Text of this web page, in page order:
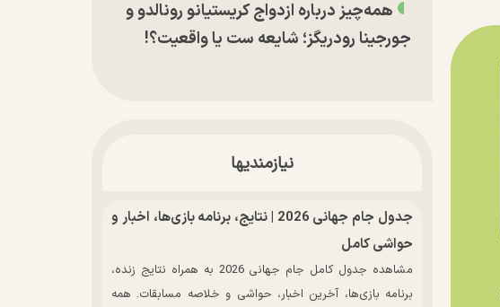
همه‌چیز درباره ازدواج کریستیانو رونالدو و
جورجینا رودریگز؛ شایعه ست یا واقعیت؟!
نیازمندیها
جدول جام جهانی 2026 | نتایج، برنامه بازی‌ها، اخبار و
حواشی کامل
مشاهده جدول کامل جام جهانی 2026 به همراه نتایج زنده،
برنامه بازی‌ها، آخرین اخبار، حواشی و خلاصه مسابقات. همه